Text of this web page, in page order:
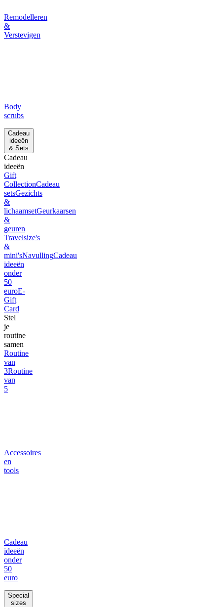
Remodelleren
&
Verstevigen
Body
scrubs
Cadeau
ideeën
& Sets
Cadeau
ideeën
Gift
CollectionCadeau
setsGezichts
&
lichaamsetGeurkaarsen
&
geuren
Travelsize's
&
mini'sNavullingCadeau
ideeën
onder
50
euroE-
Gift
Card
Stel
je
routine
samen
Routine
van
3Routine
van
5
Accessoires
en
tools
Cadeau
ideeën
onder
50
euro
Special
sizes